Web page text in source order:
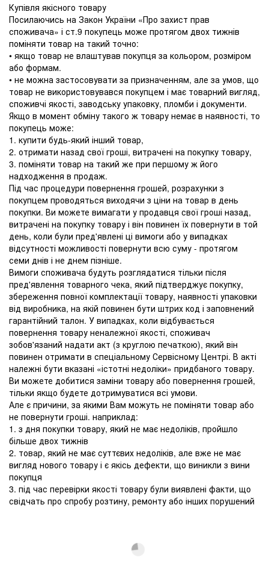
Купівля якісного товару
Посилаючись на Закон України «Про захист прав
споживача» і ст.9 покупець може протягом двох тижнів
поміняти товар на такий точно:
• якщо товар не влаштував покупця за кольором, розміром
або формам.
• не можна застосовувати за призначенням, але за умов, що
товар не використовувався покупцем і має товарний вигляд,
споживчі якості, заводську упаковку, пломби і документи.
Якщо в момент обміну такого ж товару немає в наявності, то
покупець може:
1. купити будь-який інший товар,
2. отримати назад свої гроші, витрачені на покупку товару,
3. поміняти товар на такий же при першому ж його
надходження в продаж.
Під час процедури повернення грошей, розрахунки з
покупцем проводяться виходячи з ціни на товар в день
покупки. Ви можете вимагати у продавця свої гроші назад,
витрачені на покупку товару і він повинен їх повернути в той
день, коли були пред'явлені ці вимоги або у випадках
відсутності можливості повернути всю суму - протягом
семи днів і не днем ​​пізніше.
Вимоги споживача будуть розглядатися тільки після
пред'явлення товарного чека, який підтверджує покупку,
збереження повної комплектації товару, наявності упаковки
від виробника, на якій повинен бути штрих код і заповнений
гарантійний талон. У випадках, коли відбувається
повернення товару неналежної якості, споживач
зобов'язаний надати акт (з круглою печаткою), який він
повинен отримати в спеціальному Сервісному Центрі. В акті
належні бути вказані «істотні недоліки» придбаного товару.
Ви можете добитися заміни товару або повернення грошей,
тільки якщо будете дотримуватися всі умови.
Але є причини, за якими Вам можуть не поміняти товар або
не повернути гроші. наприклад:
1. з дня покупки товару, який не має недоліків, пройшло
більше двох тижнів
2. товар, який не має суттєвих недоліків, але вже не має
вигляд нового товару і є якісь дефекти, що виникли з вини
покупця
3. під час перевірки якості товару були виявлені факти, що
свідчать про спробу розтину, ремонту або інших порушений